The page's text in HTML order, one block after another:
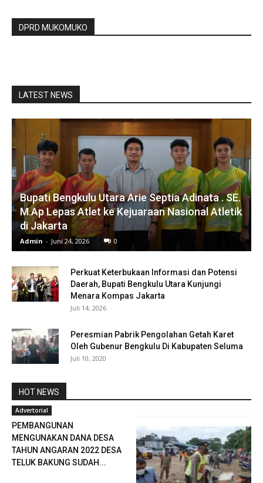
DPRD MUKOMUKO
LATEST NEWS
Bupati Bengkulu Utara Arie Septia Adinata . SE.
M.Ap Lepas Atlet ke Kejuaraan Nasional Atletik
di Jakarta
Admin - Juni 24, 2026 0
Perkuat Keterbukaan Informasi dan Potensi
Daerah, Bupati Bengkulu Utara Kunjungi
Menara Kompas Jakarta
Juli 14, 2026
Peresmian Pabrik Pengolahan Getah Karet
Oleh Gubenur Bengkulu Di Kabupaten Seluma
Juli 10, 2020
HOT NEWS
Advertorial
PEMBANGUNAN
MENGUNAKAN DANA DESA
TAHUN ANGARAN 2022 DESA
TELUK BAKUNG SUDAH...